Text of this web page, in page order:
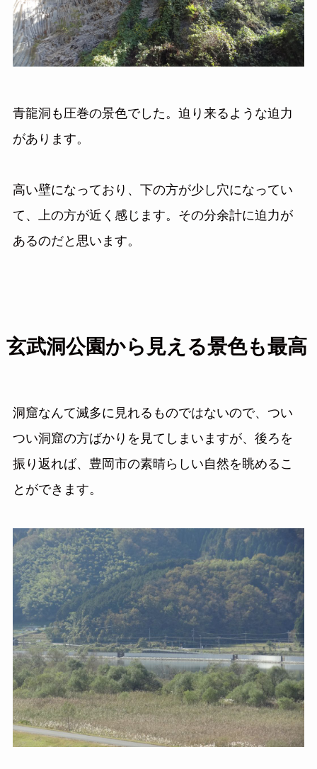
青龍洞も圧巻の景色でした。迫り来るような迫力
があります。
高い壁になっており、下の方が少し穴になってい
て、上の方が近く感じます。その分余計に迫力が
あるのだと思います。
玄武洞公園から見える景色も最高
洞窟なんて滅多に見れるものではないので、つい
つい洞窟の方ばかりを見てしまいますが、後ろを
振り返れば、豊岡市の素晴らしい自然を眺めるこ
とができます。